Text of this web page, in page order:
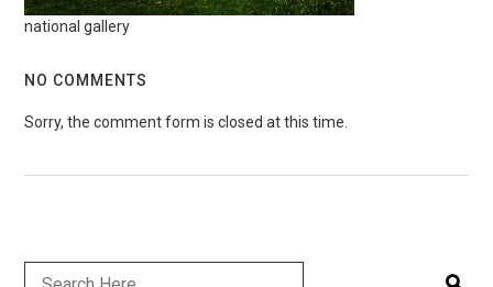
national gallery
NO COMMENTS
Sorry, the comment form is closed at this time.